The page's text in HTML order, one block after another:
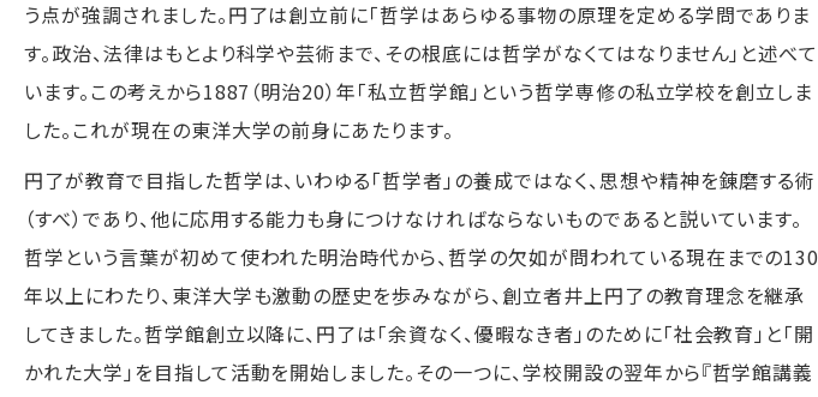
う点が強調されました。円了は創立前に「哲学はあらゆる事物の原理を定める学問でありま
す。政治、法律はもとより科学や芸術まで、その根底には哲学がなくてはなりません」と述べて
います。この考えから1887（明治20）年「私立哲学館」という哲学専修の私立学校を創立しま
した。これが現在の東洋大学の前身にあたります。
円了が教育で目指した哲学は、いわゆる「哲学者」の養成ではなく、思想や精神を錬磨する術
（すべ）であり、他に応用する能力も身につけなければならないものであると説いています。
哲学という言葉が初めて使われた明治時代から、哲学の欠如が問われている現在までの130
年以上にわたり、東洋大学も激動の歴史を歩みながら、創立者井上円了の教育理念を継承
してきました。哲学館創立以降に、円了は「余資なく、優暇なき者」のために「社会教育」と「開
かれた大学」を目指して活動を開始しました。その一つに、学校開設の翌年から『哲学館講義